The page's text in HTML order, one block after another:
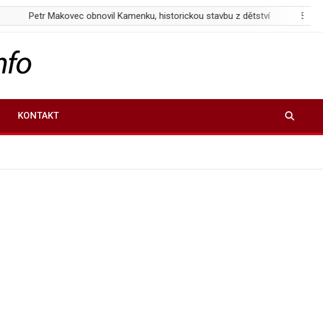
obnovil Kamenku, historickou stavbu z dětství Sparta prohrála s
KONTAKT